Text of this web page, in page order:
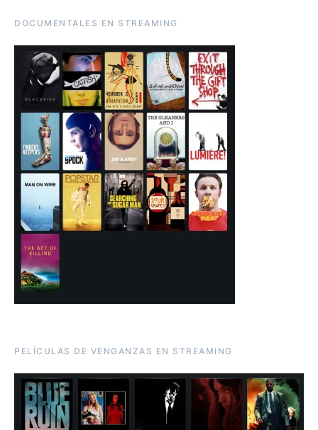
DOCUMENTALES EN STREAMING
PELÍCULAS DE VENGANZAS EN STREAMING